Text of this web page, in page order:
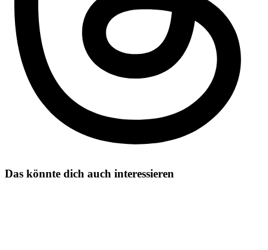
Das könnte dich auch interessieren